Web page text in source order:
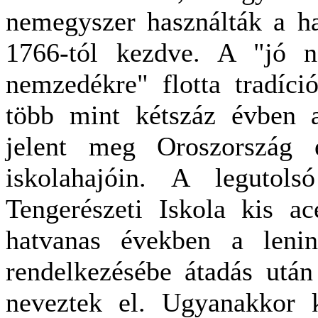
nemegyszer használták a
1766-tól kezdve. A "jó
nemzedékre" flotta
több mint kétszáz évben
jelent meg
iskolahajóin. A
Tengerészeti Iskola kis
hatvanas években a
rendelkezésébe átadás
neveztek el. Ugyanakkor